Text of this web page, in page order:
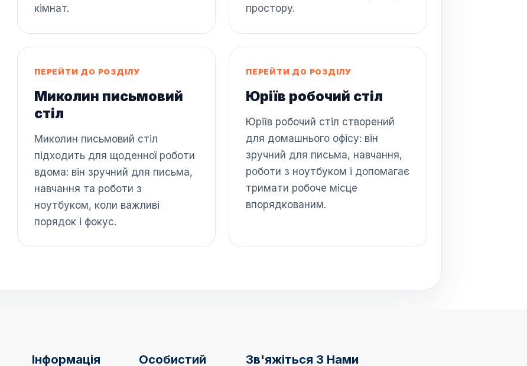
кімнат.
простору.
ПЕРЕЙТИ ДО РОЗДІЛУ
Миколин письмовий
стіл
Миколин письмовий стіл
підходить для щоденної роботи
вдома: він зручний для письма,
навчання та роботи з
ноутбуком, коли важливі
порядок і фокус.
ПЕРЕЙТИ ДО РОЗДІЛУ
Юріїв робочий стіл
Юріїв робочий стіл створений
для домашнього офісу: він
зручний для письма, навчання,
роботи з ноутбуком і допомагає
тримати робоче місце
впорядкованим.
Інформація Особистий Зв'яжіться З Нами